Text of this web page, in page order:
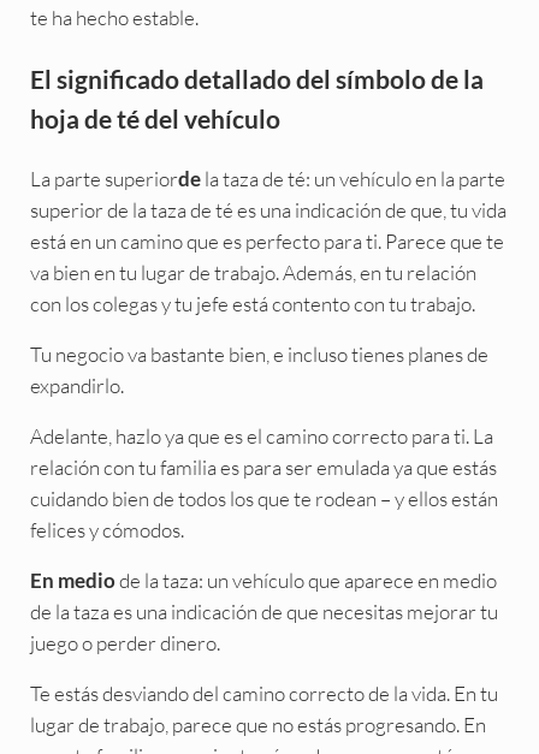
te ha hecho estable.
El significado detallado del símbolo de la
hoja de té del vehículo
La parte superiordela taza de té: un vehículo en la parte
superior de la taza de té es una indicación de que, tu vida
está en un camino que es perfecto para ti. Parece que te
va bien en tu lugar de trabajo. Además, en tu relación
con los colegas y tu jefe está contento con tu trabajo.
Tu negocio va bastante bien, e incluso tienes planes de
expandirlo.
Adelante, hazlo ya que es el camino correcto para ti. La
relación con tu familia es para ser emulada ya que estás
cuidando bien de todos los que te rodean – y ellos están
felices y cómodos.
En mediode la taza: un vehículo que aparece en medio
de la taza es una indicación de que necesitas mejorar tu
juego o perder dinero.
Te estás desviando del camino correcto de la vida. En tu
lugar de trabajo, parece que no estás progresando. En